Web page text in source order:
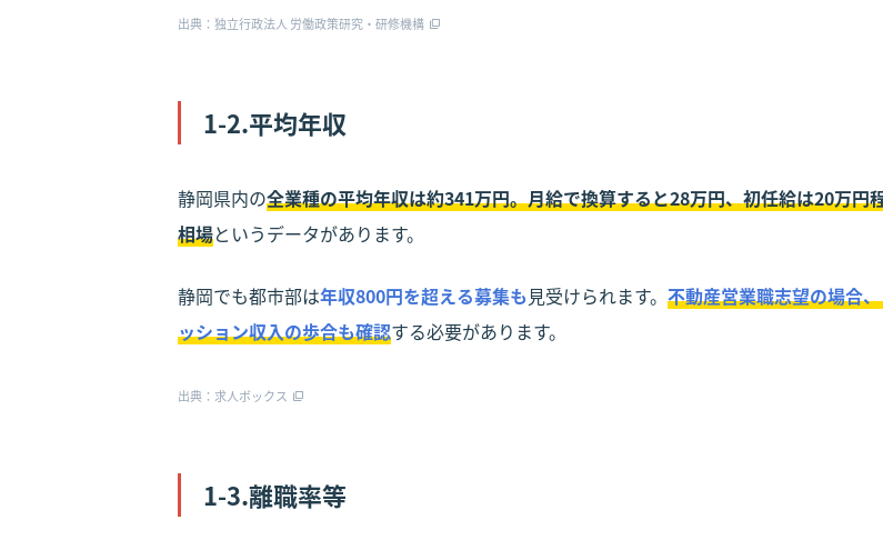
出典：独立行政法人 労働政策研究・研修機構
1-2.平均年収
静岡県内の全業種の平均年収は約341万円。月給で換算すると28万円、初任給は20万円
相場というデータがあります。
静岡でも都市部は年収800円を超える募集も 見受けられます。 不動産営業職志望の場合
ッション収入の歩合も確認する必要があります。
出典：求人ボックス
1-3.離職率等